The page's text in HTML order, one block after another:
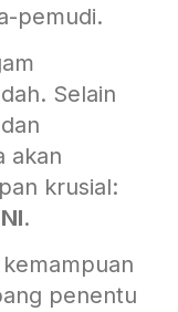
pemudi.
Selain
akan
krusial:
.
penentu